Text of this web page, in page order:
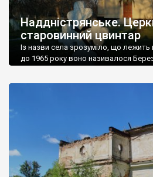
Наддністрянське.
старовинний цвинтар
Із назви села зрозуміло, що
до 1965 року воно називалося
Наддністрянське відрізняється
сіл. У селі є мурована